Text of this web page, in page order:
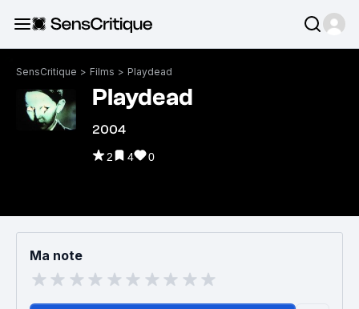
SensCritique > Films > Playdead
Playdead
2004
2 4 0
Ma note